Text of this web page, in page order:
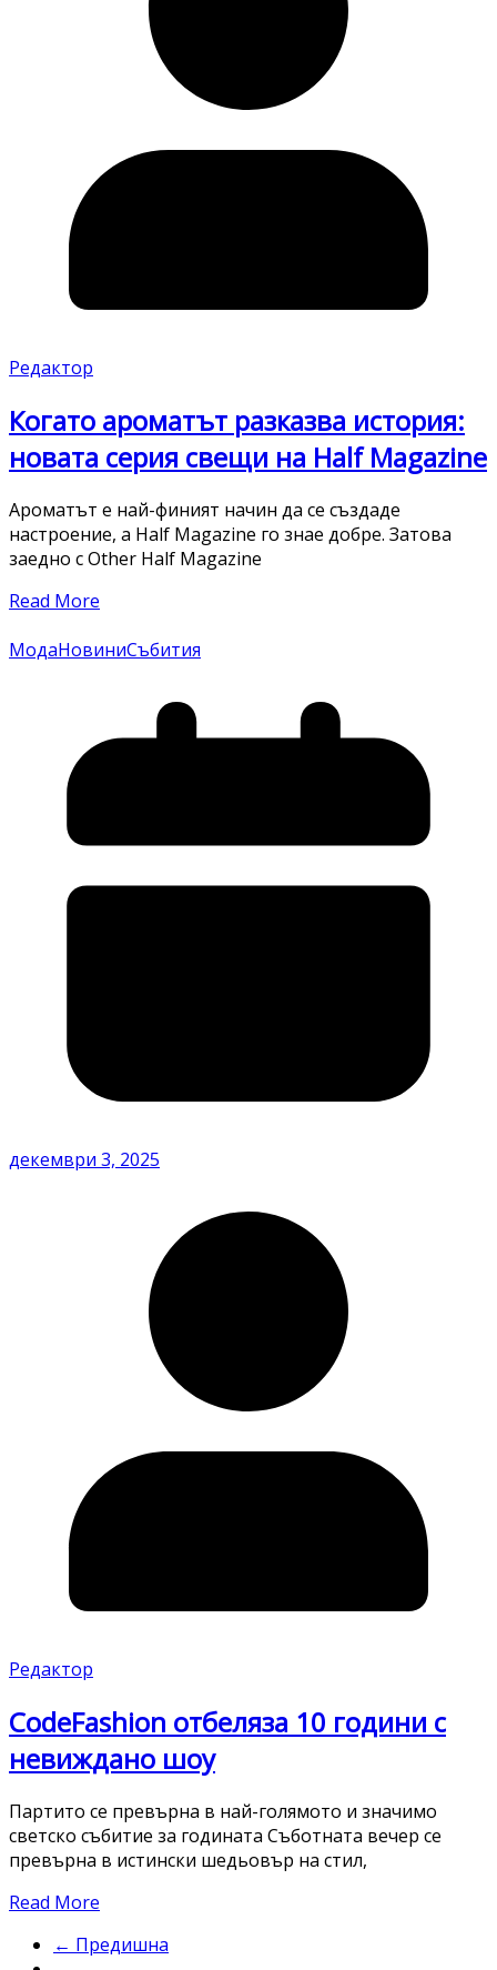
Редактор
Когато ароматът разказва история:
новата серия свещи на Half Magazine
Ароматът е най-финият начин да се създаде
настроение, а Half Magazine го знае добре. Затова
заедно с Other Half Magazine
Read More
МодаНовиниСъбития
декември 3, 2025
Редактор
CodeFashion отбеляза 10 години с
невиждано шоу
Партито се превърна в най-голямото и значимо
светско събитие за годината Съботната вечер се
превърна в истински шедьовър на стил,
Read More
← Предишна